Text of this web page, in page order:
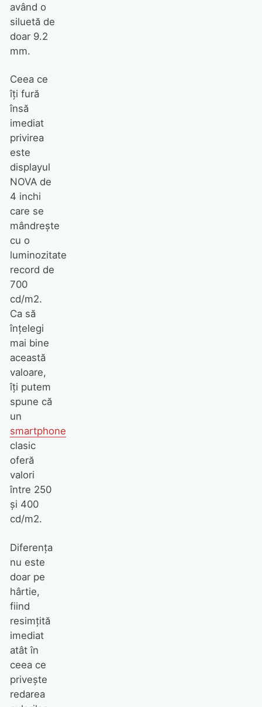
având o
siluetă de
doar 9.2
mm.
Ceea ce
îţi fură
însă
imediat
privirea
este
displayul
NOVA de
4 inchi
care se
mândreşte
cu o
luminozitate
record de
700
cd/m2.
Ca să
înţelegi
mai bine
această
valoare,
îţi putem
spune că
un
smartphone
clasic
oferă
valori
între 250
şi 400
cd/m2.
Diferenţa
nu este
doar pe
hârtie,
fiind
resimţită
imediat
atât în
ceea ce
priveşte
redarea